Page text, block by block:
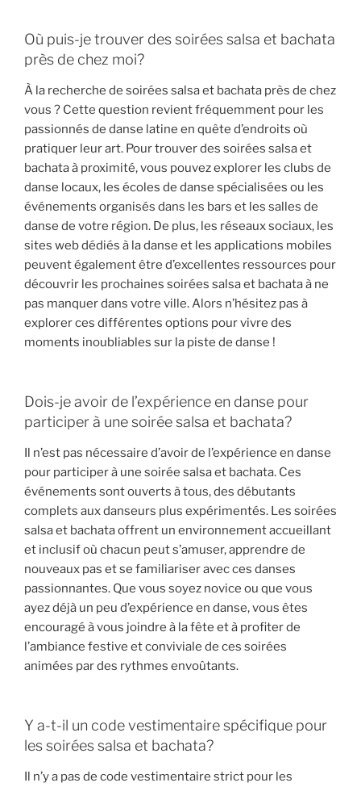
Où puis-je trouver des soirées salsa et bachata
près de chez moi?
À la recherche de soirées salsa et bachata près de chez
vous ? Cette question revient fréquemment pour les
passionnés de danse latine en quête d’endroits où
pratiquer leur art. Pour trouver des soirées salsa et
bachata à proximité, vous pouvez explorer les clubs de
danse locaux, les écoles de danse spécialisées ou les
événements organisés dans les bars et les salles de
danse de votre région. De plus, les réseaux sociaux, les
sites web dédiés à la danse et les applications mobiles
peuvent également être d’excellentes ressources pour
découvrir les prochaines soirées salsa et bachata à ne
pas manquer dans votre ville. Alors n’hésitez pas à
explorer ces différentes options pour vivre des
moments inoubliables sur la piste de danse !
Dois-je avoir de l’expérience en danse pour
participer à une soirée salsa et bachata?
Il n’est pas nécessaire d’avoir de l’expérience en danse
pour participer à une soirée salsa et bachata. Ces
événements sont ouverts à tous, des débutants
complets aux danseurs plus expérimentés. Les soirées
salsa et bachata offrent un environnement accueillant
et inclusif où chacun peut s’amuser, apprendre de
nouveaux pas et se familiariser avec ces danses
passionnantes. Que vous soyez novice ou que vous
ayez déjà un peu d’expérience en danse, vous êtes
encouragé à vous joindre à la fête et à profiter de
l’ambiance festive et conviviale de ces soirées
animées par des rythmes envoûtants.
Y a-t-il un code vestimentaire spécifique pour
les soirées salsa et bachata?
Il n’y a pas de code vestimentaire strict pour les